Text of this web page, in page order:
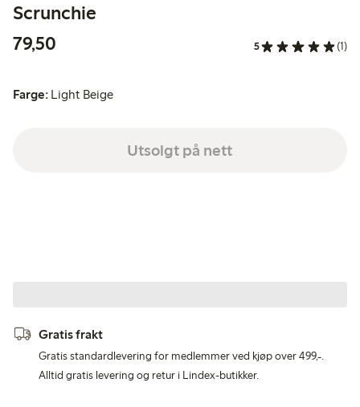
Scrunchie
79,50
5 (1)
Farge: Light Beige
Utsolgt på nett
Gratis frakt
Gratis standardlevering for medlemmer ved kjøp over 499,-.
Alltid gratis levering og retur i Lindex-butikker.